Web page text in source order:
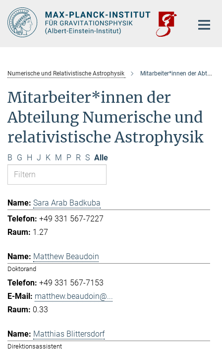
Hauptinhalt
Numerische und Relativistische Astrophysik Mitarbeiter*innen der Abteilung
Mitarbeiter*innen der
Abteilung Numerische und
relativistische Astrophysik
B G H J K M P R S Alle
Sara Arab Badkuba
+49 331 567-7227
1.27
Matthew Beaudoin
Doktorand
+49 331 567-7153
matthew.beaudoin@...
0.33
Matthias Blittersdorf
Direktionsassistent